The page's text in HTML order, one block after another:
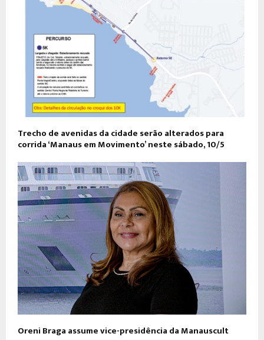
Trecho de avenidas da cidade serão alterados para
corrida ‘Manaus em Movimento’ neste sábado, 10/5
Oreni Braga assume vice-presidência da Manauscult